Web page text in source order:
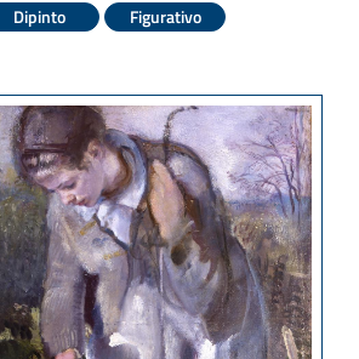
Dipinto Figurativo